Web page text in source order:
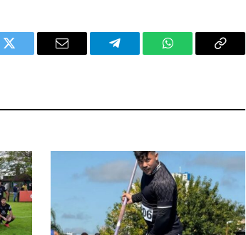
Twitter Email Telegram WhatsAppCopy